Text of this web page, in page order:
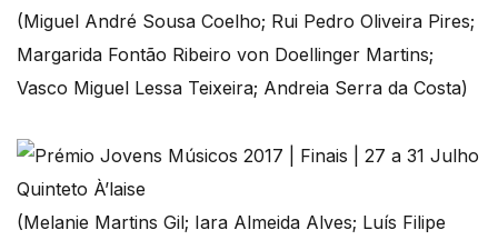
(Miguel André Sousa Coelho; Rui Pedro Oliveira Pires;
Margarida Fontão Ribeiro von Doellinger Martins;
Vasco Miguel Lessa Teixeira; Andreia Serra da Costa)
Quinteto À’laise
(Melanie Martins Gil; Iara Almeida Alves; Luís Filipe